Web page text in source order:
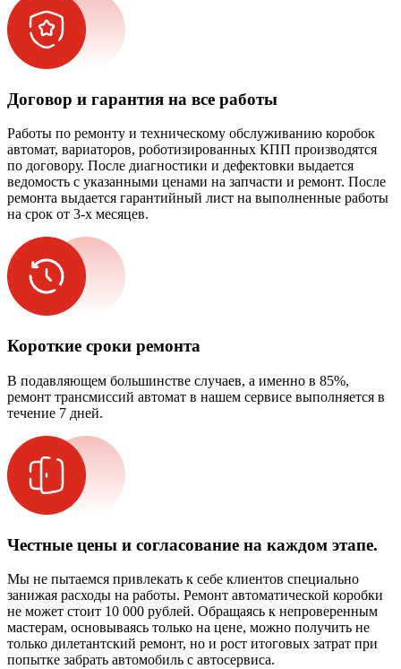
Договор и гарантия на все работы
Работы по ремонту и техническому обслуживанию коробок
автомат, вариаторов, роботизированных КПП производятся
по договору. После диагностики и дефектовки выдается
ведомость с указанными ценами на запчасти и ремонт. После
ремонта выдается гарантийный лист на выполненные работы
на срок от 3-х месяцев.
Короткие сроки ремонта
В подавляющем большинстве случаев, а именно в 85%,
ремонт трансмиссий автомат в нашем сервисе выполняется в
течение 7 дней.
Честные цены и согласование на каждом этапе.
Мы не пытаемся привлекать к себе клиентов специально
занижая расходы на работы. Ремонт автоматической коробки
не может стоит 10 000 рублей. Обращаясь к непроверенным
мастерам, основываясь только на цене, можно получить не
только дилетантский ремонт, но и рост итоговых затрат при
попытке забрать автомобиль с автосервиса.